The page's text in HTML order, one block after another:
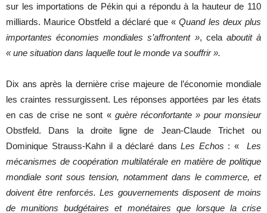
sur les importations de Pékin qui a répondu à la hauteur de 110
milliards. Maurice Obstfeld a déclaré que «Quand les deux plus
importantes économies mondiales s’affrontent », cela aboutit à
« une situation dans laquelle tout le monde va souffrir ».
Dix ans après la dernière crise majeure de l’économie mondiale
les craintes ressurgissent. Les réponses apportées par les états
en cas de crise ne sont « guère réconfortante » pour monsieur
Obstfeld. Dans la droite ligne de Jean-Claude Trichet ou
Dominique Strauss-Kahn il a déclaré dansLes Echos : «Les
mécanismes de coopération multilatérale en matière de politique
mondiale sont sous tension, notamment dans le commerce, et
doivent être renforcés. Les gouvernements disposent de moins
de munitions budgétaires et monétaires que lorsque la crise